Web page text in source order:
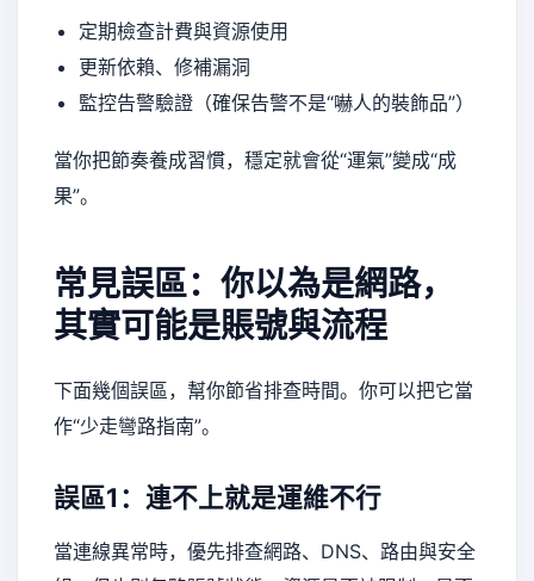
定期檢查計費與資源使用
更新依賴、修補漏洞
監控告警驗證（確保告警不是“嚇人的裝飾品”）
當你把節奏養成習慣，穩定就會從“運氣”變成“成
果”。
常見誤區：你以為是網路，
其實可能是賬號與流程
下面幾個誤區，幫你節省排查時間。你可以把它當
作“少走彎路指南”。
誤區1：連不上就是運維不行
當連線異常時，優先排查網路、DNS、路由與安全